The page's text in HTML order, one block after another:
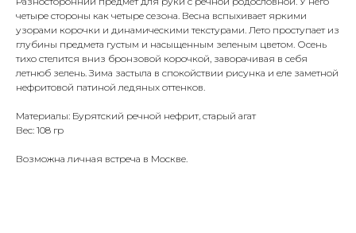
четыре стороны как четыре сезона. Весна вспыхивает яркими
узорами корочки и динамическими текстурами. Лето проступает из
глубины предмета густым и насыщенным зеленым цветом. Осень
тихо стелится вниз бронзовой корочкой, заворачивая в себя
летнюб зелень. Зима застыла в спокойствии рисунка и еле заметной
нефритовой патиной ледяных оттенков.
Материалы: Бурятский речной нефрит, старый агат
Вес: 108 гр
Возможна личная встреча в Москве.